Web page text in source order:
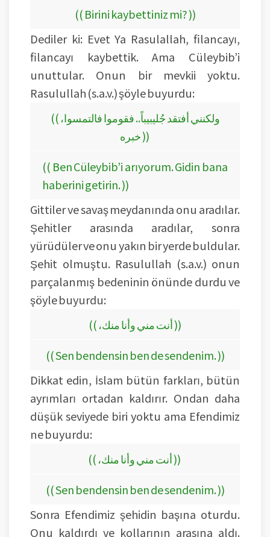
(( Birini kaybettiniz mi? ))
Dediler ki: Evet Ya Rasulallah, filancayı,
filancayı kaybettik. Ama Cüleybib’i
unuttular. Onun bir mevkii yoktu.
Rasulullah (s.a.v.) şöyle buyurdu:
((،ولكنني أفتقد جُليبيباً.. فقوموا فالتمسوا
خبره ))
(( Ben Cüleybib’i arıyorum. Gidin bana
haberini getirin. ))
Gittiler ve savaş meydanında onu aradılar.
Şehitler arasında aradılar, sonra
yürüdüler ve onu yakın bir yerde buldular.
Şehit olmuştu. Rasulullah (s.a.v.) onun
parçalanmış bedeninin önünde durdu ve
şöyle buyurdu:
(( ،أنت مني وأنا منك ))
(( Sen bendensin ben de sendenim. ))
Dikkat edin, İslam bütün farkları, bütün
ayrımları ortadan kaldırır. Ondan daha
düşük seviyede biri yoktu ama Efendimiz
ne buyurdu:
(( ،أنت مني وأنا منك ))
(( Sen bendensin ben de sendenim. ))
Sonra Efendimiz şehidin başına oturdu.
Onu kaldırdı ve kollarının arasına aldı.